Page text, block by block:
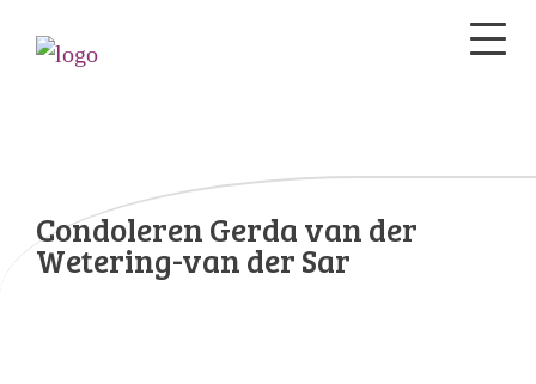
Condoleren Gerda van der
Wetering-van der Sar